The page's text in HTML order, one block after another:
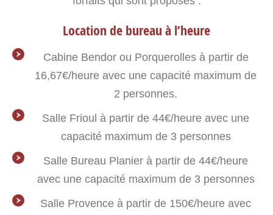
Location de bureau à l’heure
Cabine Bendor ou Porquerolles à partir de
16,67€/heure avec une capacité maximum de
2 personnes.
Salle Frioul à partir de 44€/heure avec une
capacité maximum de 3 personnes
Salle Bureau Planier à partir de 44€/heure
avec une capacité maximum de 3 personnes
Salle Provence à partir de 150€/heure avec